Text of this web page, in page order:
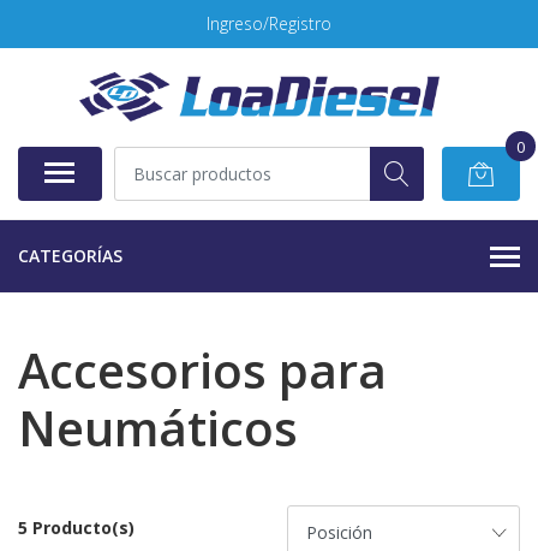
Ingreso/Registro
0
CATEGORÍAS
Accesorios para
Neumáticos
5 Producto(s)